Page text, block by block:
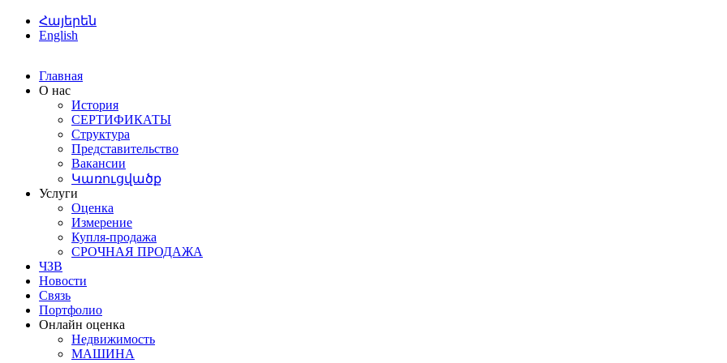
Հայերեն
English
Главная
О нас
История
СЕРТИФИКАТЫ
Структура
Представительство
Вакансии
Կառուցվածք
Услуги
Оценка
Измерение
Купля-продажа
СРОЧНАЯ ПРОДАЖА
ЧЗВ
Новости
Связь
Портфолио
Онлайн оценка
Недвижимость
МАШИНА